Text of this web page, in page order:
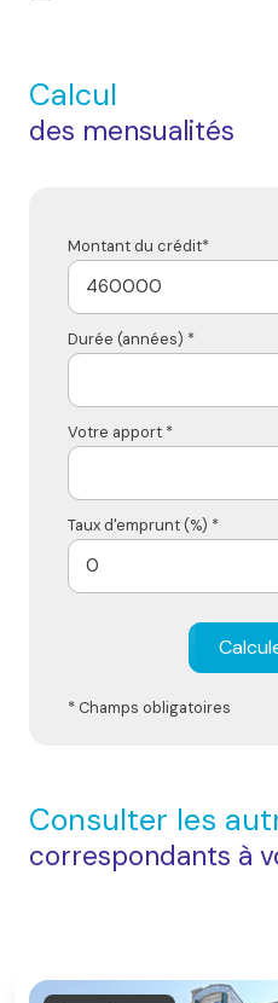
Calcul
des mensualités
Montant du crédit*
Durée (années) *
Votre apport *
Taux d'emprunt (%) *
* Champs obligatoires
Consulter les
correspondants à